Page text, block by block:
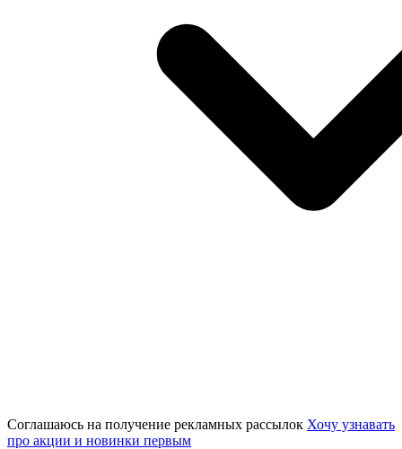
Соглашаюсь на получение рекламных рассылок Хочу узнавать
про акции и новинки первым